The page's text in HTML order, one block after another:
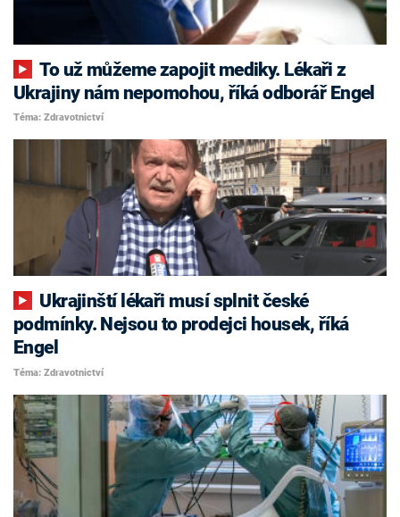
To už můžeme zapojit mediky. Lékaři z
Ukrajiny nám nepomohou, říká odborář Engel
Téma: Zdravotnictví
podmínky. Nejsou to prodejci housek, říká
Engel
Téma: Zdravotnictví